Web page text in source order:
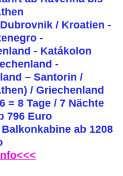
/ Kroatien -
-
- Katákolon
-
– Santorin /
/ Griechenland
= 8 Tage / 7 Nächte
796 Euro
ab 1208